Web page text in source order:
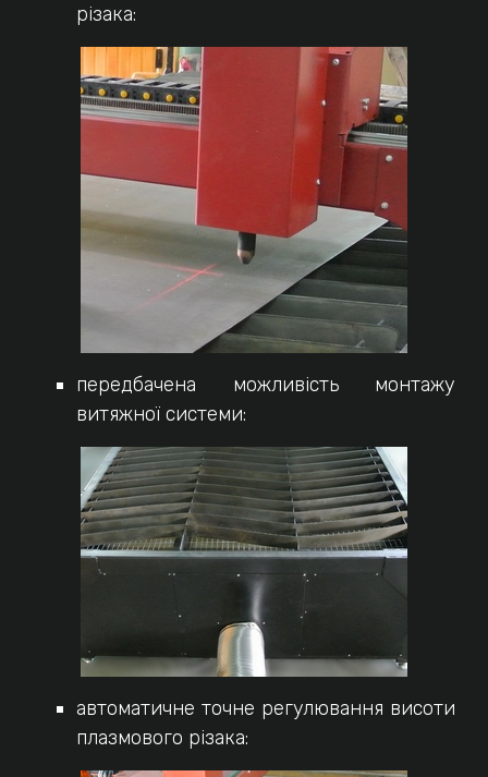
різака:
передбачена можливість монтажу
витяжної системи:
автоматичне точне регулювання висоти
плазмового різака: